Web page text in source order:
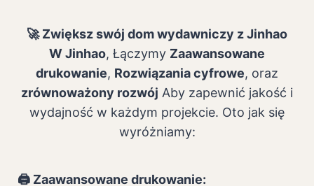
🚀 Zwiększ swój dom wydawniczy z Jinhao
W Jinhao, Łączymy Zaawansowane
drukowanie, Rozwiązania cyfrowe, oraz
zrównoważony rozwój Aby zapewnić jakość i
wydajność w każdym projekcie. Oto jak się
wyróżniamy:
🖨️ Zaawansowane drukowanie: